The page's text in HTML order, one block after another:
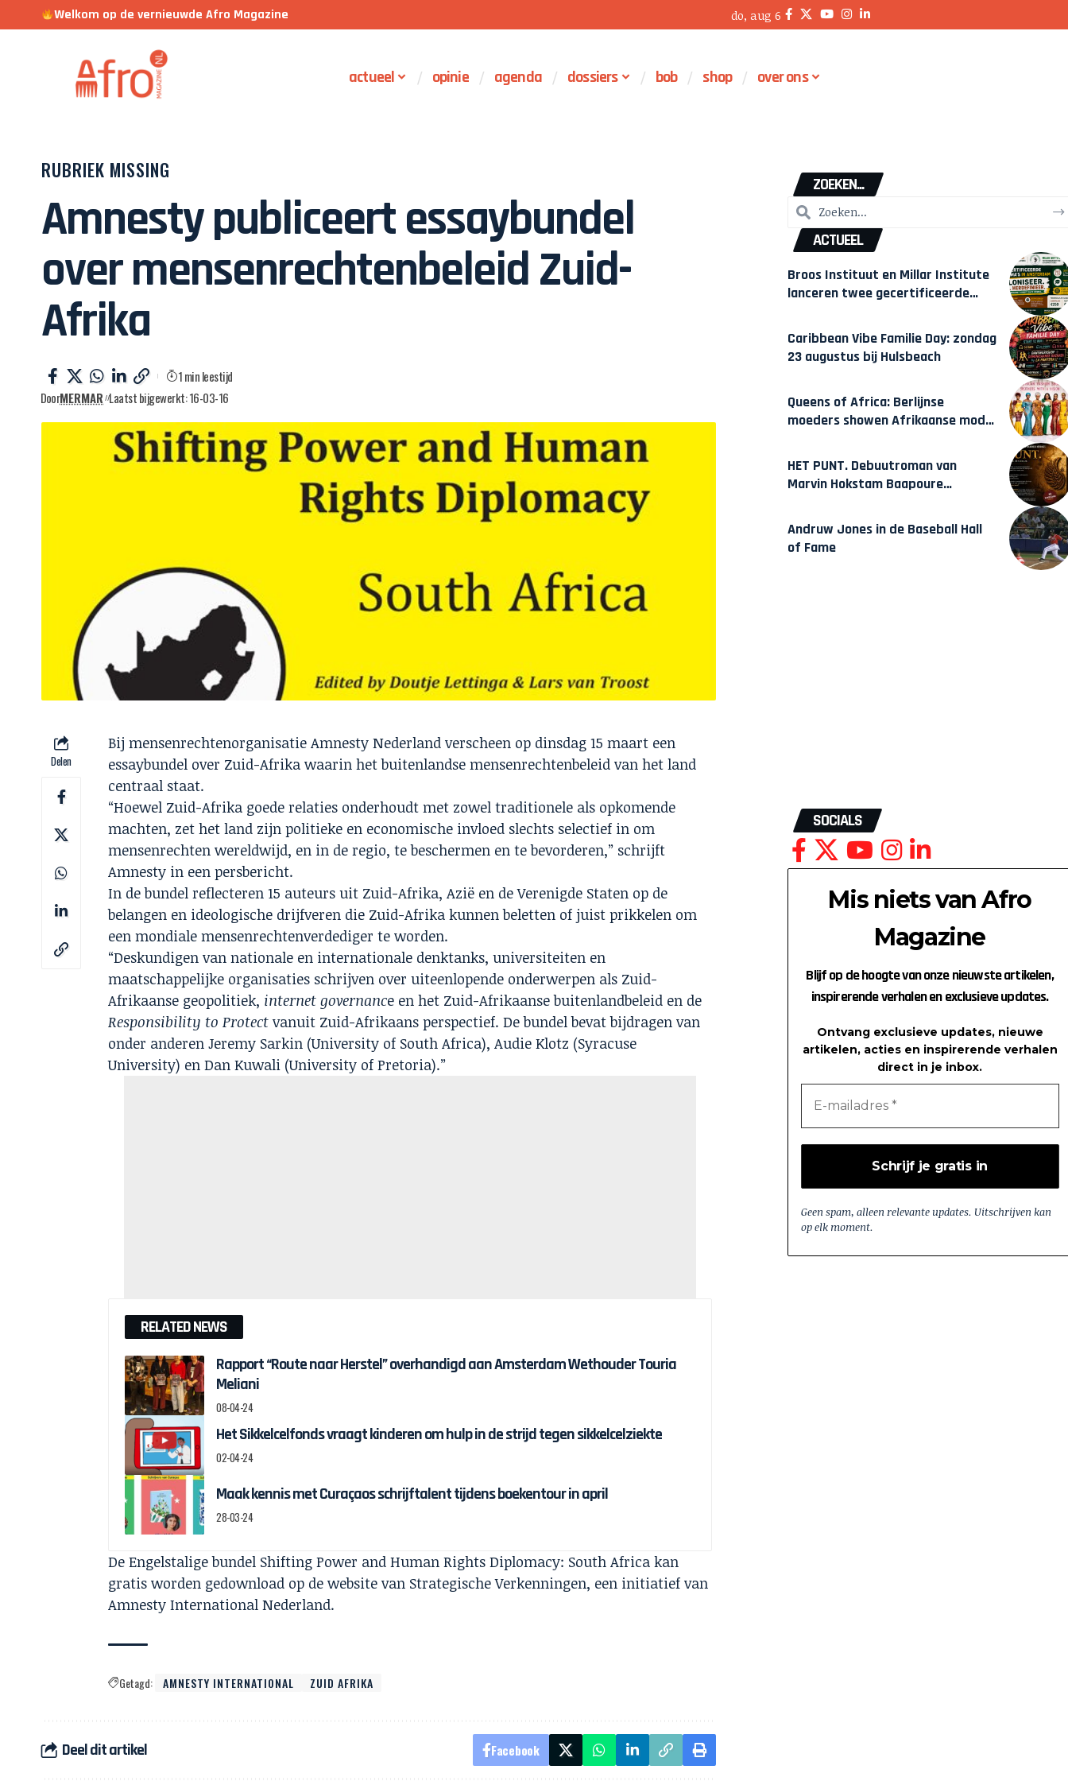
Welkom op de vernieuwde Afro Magazine do, aug 6
actueel opinie agenda dossiers bob shop over ons
RUBRIEK MISSING
Amnesty publiceert essaybundel
over mensenrechtenbeleid Zuid-
Afrika
DoorMERMAR Laatst bijgewerkt: 16-03-16
1 min leestijd
Delen
Bij mensenrechtenorganisatie Amnesty Nederland verscheen op dinsdag 15 maart een
essaybundel over Zuid-Afrika waarin het buitenlandse mensenrechtenbeleid van het land
centraal staat.
“Hoewel Zuid-Afrika goede relaties onderhoudt met zowel traditionele als opkomende
machten, zet het land zijn politieke en economische invloed slechts selectief in om
mensenrechten wereldwijd, en in de regio, te beschermen en te bevorderen,” schrijft
Amnesty in een persbericht.
In de bundel reflecteren 15 auteurs uit Zuid-Afrika, Azië en de Verenigde Staten op de
belangen en ideologische drijfveren die Zuid-Afrika kunnen beletten of juist prikkelen om
een mondiale mensenrechtenverdediger te worden.
“Deskundigen van nationale en internationale denktanks, universiteiten en
maatschappelijke organisaties schrijven over uiteenlopende onderwerpen als Zuid-
Afrikaanse geopolitiek, internet governance en het Zuid-Afrikaanse buitenlandbeleid en de
Responsibility to Protectvanuit Zuid-Afrikaans perspectief. De bundel bevat bijdragen van
onder anderen Jeremy Sarkin (University of South Africa), Audie Klotz (Syracuse
University) en Dan Kuwali (University of Pretoria).”
RELATED NEWS
Rapport “Route naar Herstel” overhandigd aan Amsterdam Wethouder Touria
Meliani
08-04-24
Het Sikkelcelfonds vraagt kinderen om hulp in de strijd tegen sikkelcelziekte
02-04-24
Maak kennis met Curaçaos schrijftalent tijdens boekentour in april
28-03-24
De Engelstalige bundel Shifting Power and Human Rights Diplomacy: South Africa kan
gratis worden gedownload op de website van Strategische Verkenningen, een initiatief van
Amnesty International Nederland.
Getagd: AMNESTY INTERNATIONAL ZUID AFRIKA
Deel dit artikel Facebook
ZOEKEN...
ACTUEEL
Broos Instituut en Millar Institute
lanceren twee gecertificeerde
Amsterdam
Caribbean Vibe Familie Day: zondag
23 augustus bij Hulsbeach
Queens of Africa: Berlijnse
moeders showen Afrikaanse mode
HET PUNT. Debuutroman van
Marvin Hokstam Baapoure
Andruw Jones in de Baseball Hall
of Fame
SOCIALS
Mis niets van Afro
Magazine
Blijf op de hoogte van onze nieuwste artikelen,
inspirerende verhalen en exclusieve updates.
Ontvang exclusieve updates, nieuwe
artikelen, acties en inspirerende verhalen
direct in je inbox.
Geen spam, alleen relevante updates. Uitschrijven kan
op elk moment.